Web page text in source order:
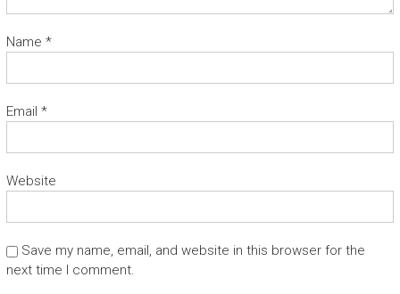
Name *
Email *
Website
Save my name, email, and website in this browser for the
next time I comment.